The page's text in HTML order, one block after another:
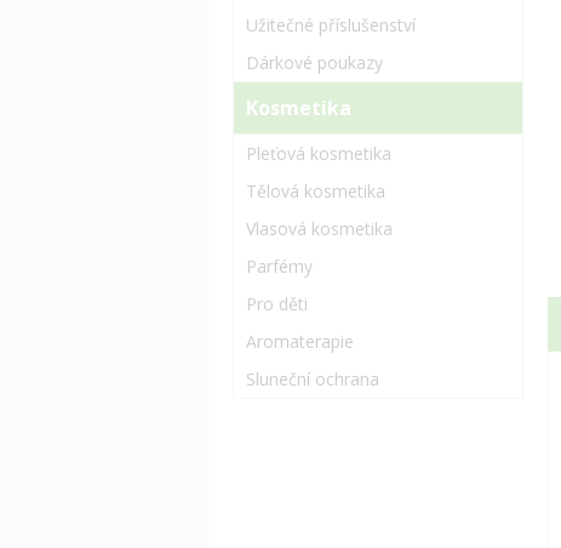
Užitečné příslušenství
Dárkové poukazy
Kosmetika
Pleťová kosmetika
Tělová kosmetika
Vlasová kosmetika
Parfémy
Pro děti
Aromaterapie
Sluneční ochrana